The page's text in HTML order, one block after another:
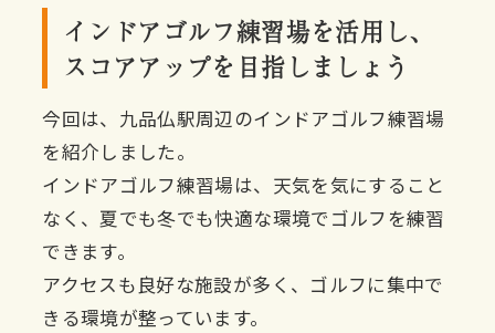
インドアゴルフ練習場を活用し、
スコアアップを目指しましょう
今回は、九品仏駅周辺のインドアゴルフ練習場
を紹介しました。
インドアゴルフ練習場は、天気を気にすること
なく、夏でも冬でも快適な環境でゴルフを練習
できます。
アクセスも良好な施設が多く、ゴルフに集中で
きる環境が整っています。